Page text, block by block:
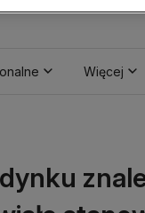
Więcej